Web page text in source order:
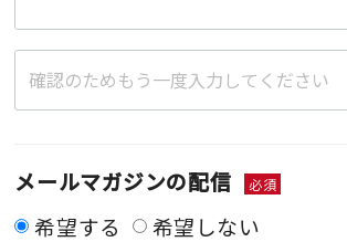
メールマガジンの配信 必須
希望する 希望しない